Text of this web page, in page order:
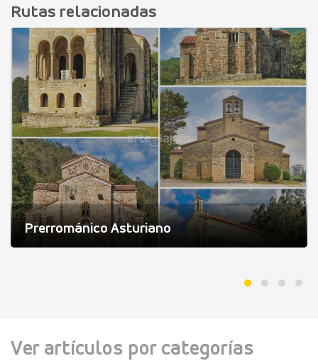
Rutas relacionadas
Prerrománico Asturiano
Ver artículos por categorías